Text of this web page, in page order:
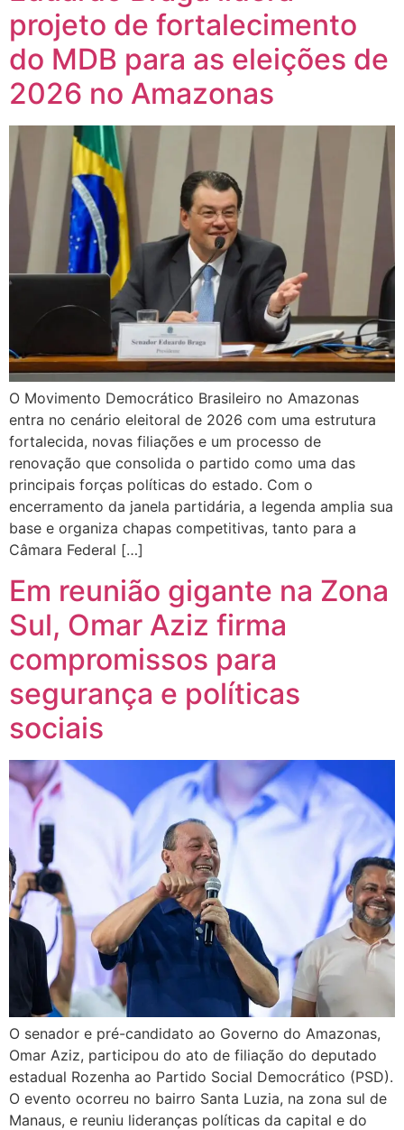
projeto de fortalecimento
do MDB para as eleições de
2026 no Amazonas
O Movimento Democrático Brasileiro no Amazonas
entra no cenário eleitoral de 2026 com uma estrutura
fortalecida, novas filiações e um processo de
renovação que consolida o partido como uma das
principais forças políticas do estado. Com o
encerramento da janela partidária, a legenda amplia sua
base e organiza chapas competitivas, tanto para a
Câmara Federal […]
Em reunião gigante na Zona
Sul, Omar Aziz firma
compromissos para
segurança e políticas
sociais
O senador e pré-candidato ao Governo do Amazonas,
Omar Aziz, participou do ato de filiação do deputado
estadual Rozenha ao Partido Social Democrático (PSD).
O evento ocorreu no bairro Santa Luzia, na zona sul de
Manaus, e reuniu lideranças políticas da capital e do